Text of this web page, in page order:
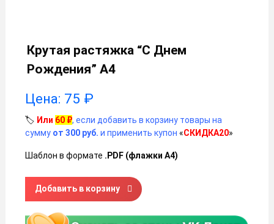
Крутая растяжка “С Днем
Рождения” А4
Цена: 75 ₽
🏷️ Или 60 ₽, если добавить в корзину товары на
сумму от 300 руб. и применить купон «СКИДКА20»
Шаблон в формате .PDF (флажки А4)
Количество товара Крутая растяжка "С Днем Рождения"
Добавить в корзину